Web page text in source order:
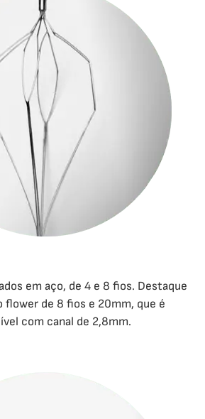
em aço, de 4 e 8 fios. Destaque
flower de 8 fios e 20mm, que é
com canal de 2,8mm.